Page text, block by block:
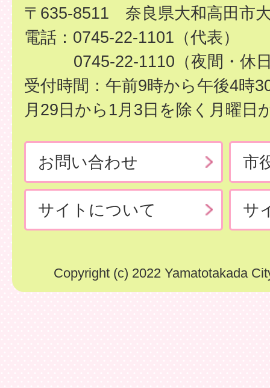
〒635-8511 奈良県大和高田市
電話：0745-22-1101（代表）
0745-22-1110（夜間・休
受付時間：午前9時から午後4時
月29日から1月3日を除く月曜日
お問い合わせ 市
サイトについて サ
Copyright (c) 2022 Yamatotakada